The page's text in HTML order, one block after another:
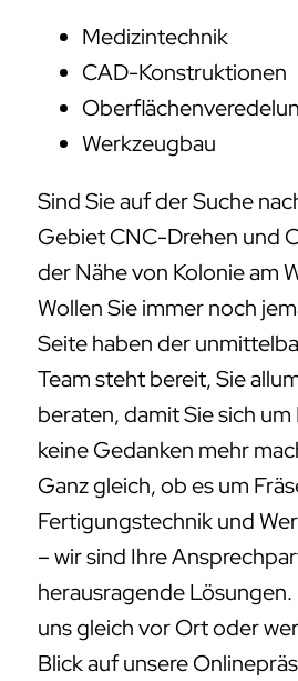
Medizintechnik
CAD-Konstruktionen
Werkzeugbau
Sind Sie auf der Suche
Gebiet CNC-Drehen und
der Nähe von Kolonie am
Wollen Sie immer noch
Seite haben der
Team steht bereit, Sie
beraten, damit Sie sich
keine Gedanken mehr
Ganz gleich, ob es um
Fertigungstechnik und
– wir sind Ihre
herausragende Lösungen.
uns gleich vor Ort oder
Blick auf unsere